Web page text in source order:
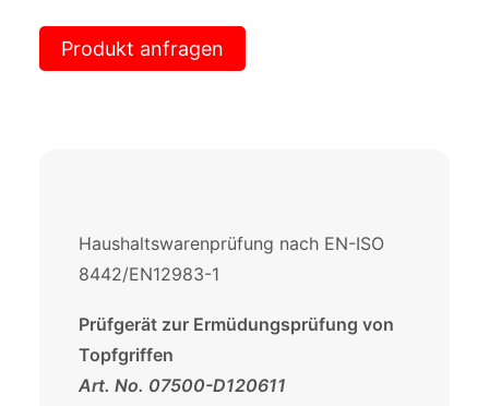
Produkt anfragen
Haushaltswarenprüfung nach EN-ISO
8442/EN12983-1
Prüfgerät zur Ermüdungsprüfung von
Topfgriffen
Art. No. 07500-D120611